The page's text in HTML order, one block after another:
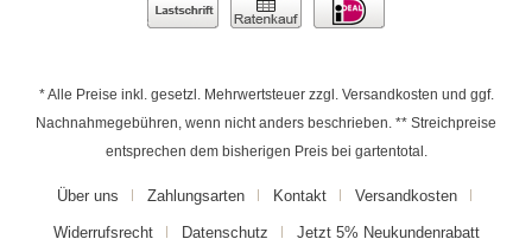
* Alle Preise inkl. gesetzl. Mehrwertsteuer zzgl. Versandkosten und ggf.
Nachnahmegebühren, wenn nicht anders beschrieben. ** Streichpreise
entsprechen dem bisherigen Preis bei gartentotal.
Über uns Zahlungsarten Kontakt Versandkosten
Widerrufsrecht Datenschutz
Jetzt 5% Neukundenrabatt